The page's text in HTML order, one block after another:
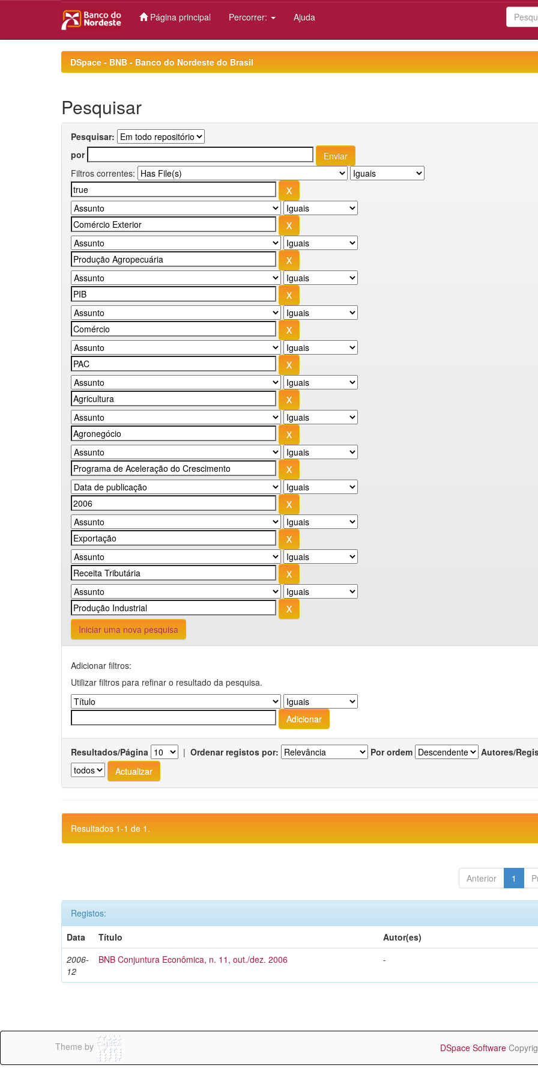
Página principal Percorrer: Ajuda
DSpace - BNB - Banco do Nordeste do Brasil
Pesquisar
Pesquisar:
por
Filtros correntes:
Iniciar uma nova pesquisa
Adicionar filtros:
Utilizar filtros para refinar o resultado da pesquisa.
Resultados/Página | Ordenar registos por: Por ordem Autores/
Resultados 1-1 de 1.
Anterior 1
Registos:
Data
Título
Autor(es)
2006-
12
BNB Conjuntura Econômica, n. 11, out./dez. 2006 -
Theme by DSpace Software